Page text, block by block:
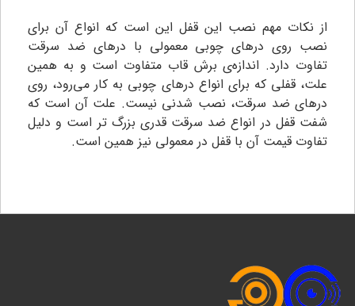
از نکات مهم نصب این قفل این است که انواع آن برای
نصب روی درهای چوبی معمولی با درهای ضد سرقت
تفاوت دارد. اندازه‌ی برش قاب متفاوت است و به همین
علت، قفلی که برای انواع درهای چوبی به کار می‌رود، روی
درهای ضد سرقت، نصب شدنی نیست. علت آن است که
شفت قفل در انواع ضد سرقت قدری بزرگ‌ تر است و دلیل
تفاوت قیمت آن با قفل در معمولی نیز همین است.